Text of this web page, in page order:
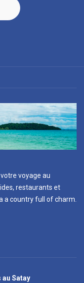
voyage au
restaurants et
a country full of charm.
Satay